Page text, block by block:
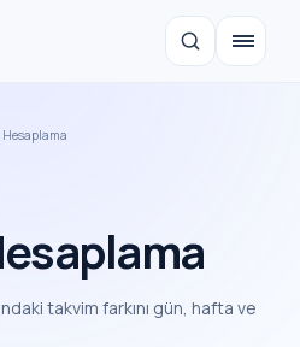
Hesaplama
takvim farkını gün, hafta ve